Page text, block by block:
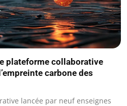
plateforme collaborative
carbone des
lancée par neuf enseignes